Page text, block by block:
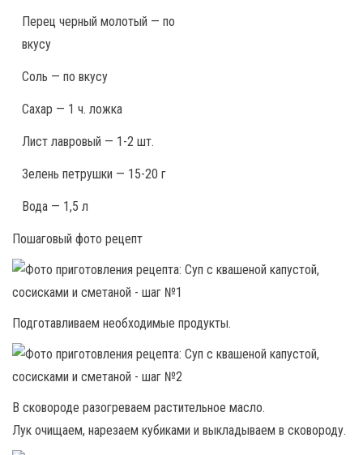
Перец черный молотый — по
вкусу
Соль — по вкусу
Сахар — 1 ч. ложка
Лист лавровый — 1-2 шт.
Зелень петрушки — 15-20 г
Вода — 1,5 л
Пошаговый фото рецепт
Подготавливаем необходимые продукты.
В сковороде разогреваем растительное масло.
Лук очищаем, нарезаем кубиками и выкладываем в сковороду.